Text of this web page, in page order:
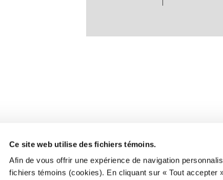
Ce site web utilise des fichiers témoins.
Afin de vous offrir une expérience de navigation
fichiers témoins (cookies). En cliquant sur « Tout accepter